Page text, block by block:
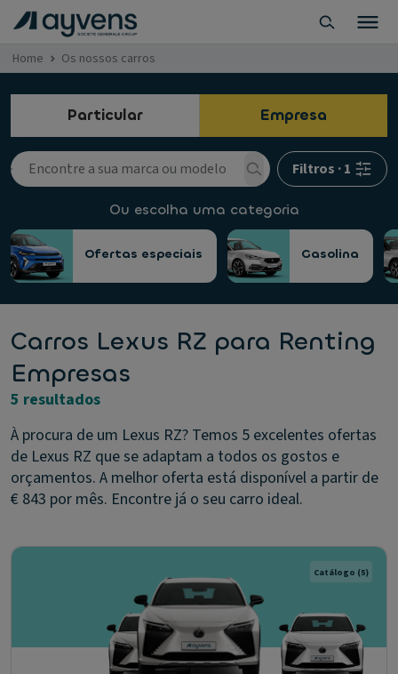
Home Os nossos carros
Particular Empresa
Filtros ·1
Ou escolha uma categoria
Ofertas especiais Gasolina
Carros Lexus RZ para Renting
Empresas
5 resultados
À procura de um Lexus RZ? Temos 5 excelentes ofertas
de Lexus RZ que se adaptam a todos os gostos e
orçamentos. A melhor oferta está disponível a partir de
€ 843 por mês. Encontre já o seu carro ideal.
Catálogo (5)